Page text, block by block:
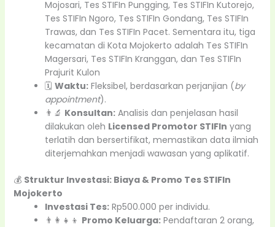
Mojosari, Tes STIFIn Pungging, Tes STIFIn Kutorejo,
Tes STIFIn Ngoro, Tes STIFIn Gondang, Tes STIFIn
Trawas, dan Tes STIFIn Pacet. Sementara itu, tiga
kecamatan di Kota Mojokerto adalah Tes STIFIn
Magersari, Tes STIFIn Kranggan, dan Tes STIFIn
Prajurit Kulon
🗓️ Waktu:Fleksibel, berdasarkan perjanjian (by
appointment).
👨‍🔬 Konsultan:Analisis dan penjelasan hasil
dilakukan oleh Licensed Promotor STIFIn yang
terlatih dan bersertifikat, memastikan data ilmiah
diterjemahkan menjadi wawasan yang aplikatif.
💰 Struktur Investasi: Biaya & Promo Tes STIFIn
Mojokerto
Investasi Tes:Rp500.000 per individu.
👨‍👩‍👧‍👦 Promo Keluarga:Pendaftaran 2 orang,